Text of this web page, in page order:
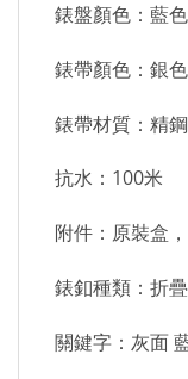
錶盤顏色：藍色
錶帶顏色：銀色
錶帶材質：精鋼
抗水：100米
附件：原裝盒
錶釦種類：折
關鍵字：灰面